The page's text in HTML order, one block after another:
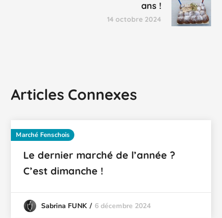
ans !
14 octobre 2024
Articles Connexes
Marché Fenschois
Le dernier marché de l’année ?
C’est dimanche !
Sabrina FUNK 6 décembre 2024